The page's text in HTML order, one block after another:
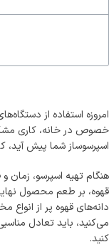
امروزه استفاده از
خصوص در خانه، کاری
اسپرسوساز شما پیش
هنگام تهیه اسپرسو، زمان و
قهوه، بر طعم محصول
دانه‌های قهوه پر از انواع
می‌کنید، باید تعادل
کنید.